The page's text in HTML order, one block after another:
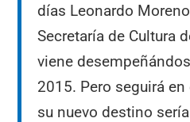
días Leonardo
Secretaría de Cultura
viene
2015. Pero seguirá
su nuevo destino